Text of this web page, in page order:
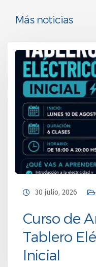
Más noticias
30 julio, 2026
Curso de
Tablero
Inicial